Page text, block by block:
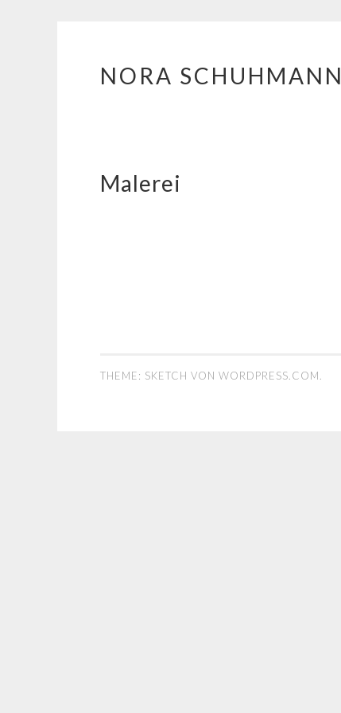
Springe zum Inhalt
NORA SCHUHMANN
Malerei
THEME: SKETCH VON WORDPRESS.COM